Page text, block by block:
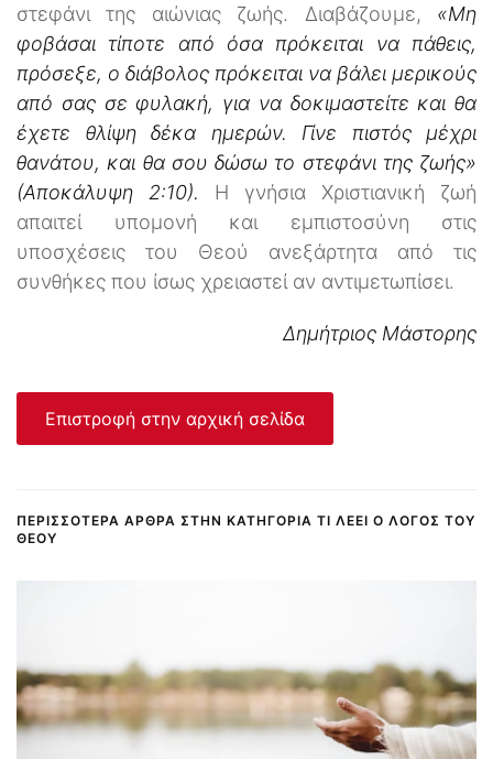
στεφάνι της αιώνιας ζωής. Διαβάζουμε, «Μη
φοβάσαι τίποτε από όσα πρόκειται να πάθεις,
πρόσεξε, ο διάβολος πρόκειται να βάλει μερικούς
από σας σε φυλακή, για να δοκιμαστείτε και θα
έχετε θλίψη δέκα ημερών. Γίνε πιστός μέχρι
θανάτου, και θα σου δώσω το στεφάνι της ζωής»
(Αποκάλυψη 2:10). Η γνήσια Χριστιανική ζωή
απαιτεί υπομονή και εμπιστοσύνη στις
υποσχέσεις του Θεού ανεξάρτητα από τις
συνθήκες που ίσως χρειαστεί αν αντιμετωπίσει.
Δημήτριος Μάστορης
Επιστροφή στην αρχική σελίδα
ΠΕΡΙΣΣΌΤΕΡΑ ΆΡΘΡΑ ΣΤΗΝ ΚΑΤΗΓΟΡΊΑ ΤΙ ΛΈΕΙ Ο ΛΌΓΟΣ ΤΟΥ
ΘΕΟΎ